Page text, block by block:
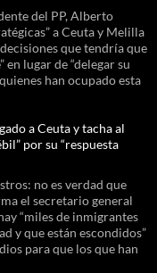
del PP, Alberto
a Ceuta y Melilla
que tendría que
lugar de “delegar su
han ocupado esta
a Ceuta y tacha al
por su “respuesta
no es verdad que
el secretario general
“miles de inmigrantes
y que están escondidos”
para que los que han